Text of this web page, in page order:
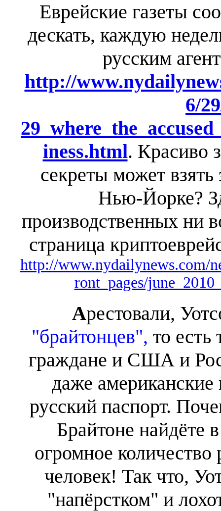
Еврейские газеты
дескать, каждую
русским
http://
6/
iness.html. Красиво
секреты может взять
Нью-Йорке?
производственных ни
страница
http://www.nydailynews.com/
ront_pages/
Арестовали,
"брайтонцев", то есть
граждане и США и
даже
русский паспорт.
Брайтоне найдёте
огромное
человек! Так что,
"напёрстком" и